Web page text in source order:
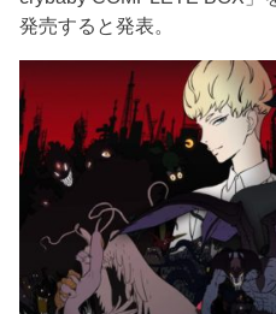
発売すると発表。